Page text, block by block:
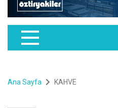
Ana Sayfa KAHVE